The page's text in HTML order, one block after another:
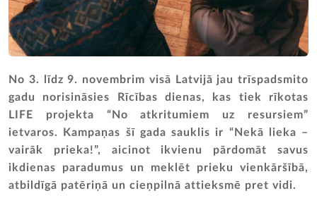
No 3. līdz 9. novembrim visā Latvijā jau trīspadsmito
gadu norisināsies Rīcības dienas, kas tiek rīkotas
LIFE projekta “No atkritumiem uz resursiem”
ietvaros. Kampaņas šī gada sauklis ir “Nekā lieka –
vairāk prieka!”, aicinot ikvienu pārdomāt savus
ikdienas paradumus un meklēt prieku vienkāršībā,
atbildīgā patēriņā un cieņpilnā attieksmē pret vidi.